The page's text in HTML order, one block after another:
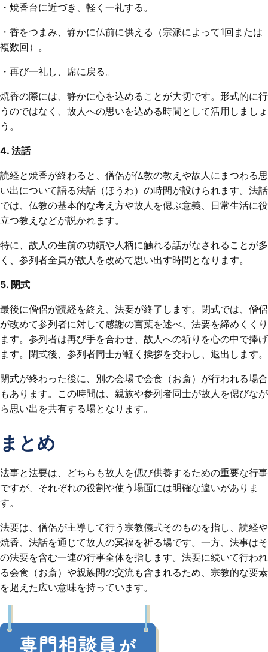
・焼香台に近づき、軽く一礼する。
・香をつまみ、静かに仏前に供える（宗派によって1回または
複数回）。
・再び一礼し、席に戻る。
焼香の際には、静かに心を込めることが大切です。形式的に行
うのではなく、故人への思いを込める時間として活用しましょ
う。
4. 法話
読経と焼香が終わると、僧侶が仏教の教えや故人にまつわる思
い出について語る法話（ほうわ）の時間が設けられます。法話
では、仏教の基本的な考え方や故人を偲ぶ意義、日常生活に役
立つ教えなどが説かれます。
特に、故人の生前の功績や人柄に触れる話がなされることが多
く、参列者全員が故人を改めて思い出す時間となります。
5. 閉式
最後に僧侶が読経を終え、法要が終了します。閉式では、僧侶
が改めて参列者に対して感謝の言葉を述べ、法要を締めくくり
ます。参列者は再び手を合わせ、故人への祈りを心の中で捧げ
ます。閉式後、参列者同士が軽く挨拶を交わし、退出します。
閉式が終わった後に、別の会場で会食（お斎）が行われる場合
もあります。この時間は、親族や参列者同士が故人を偲びなが
ら思い出を共有する場となります。
まとめ
法事と法要は、どちらも故人を偲び供養するための重要な行事
ですが、それぞれの役割や使う場面には明確な違いがありま
す。
法要は、僧侶が主導して行う宗教儀式そのものを指し、読経や
焼香、法話を通じて故人の冥福を祈る場です。一方、法事はそ
の法要を含む一連の行事全体を指します。法要に続いて行われ
る会食（お斎）や親族間の交流も含まれるため、宗教的な要素
を超えた広い意味を持っています。